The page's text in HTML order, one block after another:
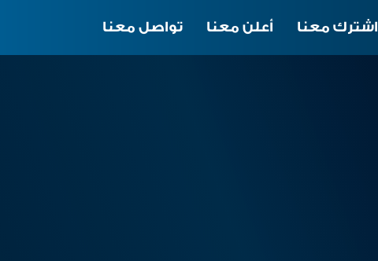
تواصل معنا أعلن معنا اشترك معنا